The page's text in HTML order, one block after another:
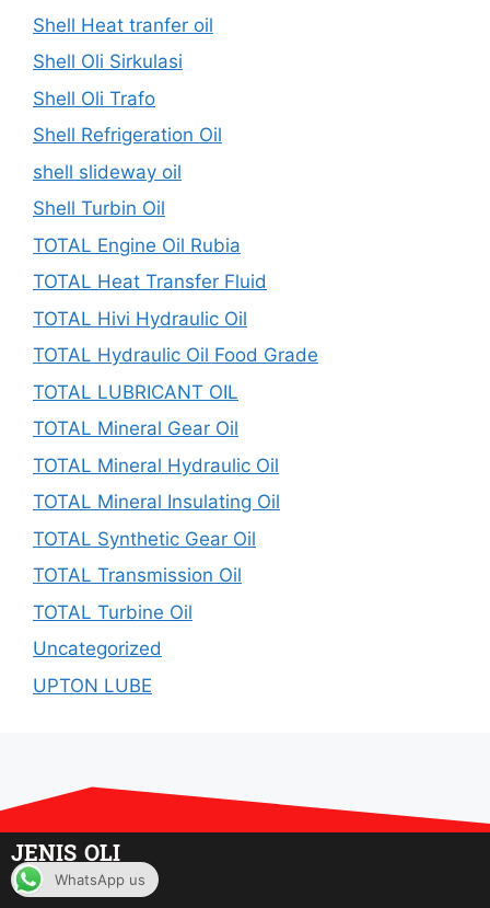
Shell Heat tranfer oil
Shell Oli Sirkulasi
Shell Oli Trafo
Shell Refrigeration Oil
shell slideway oil
Shell Turbin Oil
TOTAL Engine Oil Rubia
TOTAL Heat Transfer Fluid
TOTAL Hivi Hydraulic Oil
TOTAL Hydraulic Oil Food Grade
TOTAL LUBRICANT OIL
TOTAL Mineral Gear Oil
TOTAL Mineral Hydraulic Oil
TOTAL Mineral Insulating Oil
TOTAL Synthetic Gear Oil
TOTAL Transmission Oil
TOTAL Turbine Oil
Uncategorized
UPTON LUBE
JENIS OLI
WhatsApp us